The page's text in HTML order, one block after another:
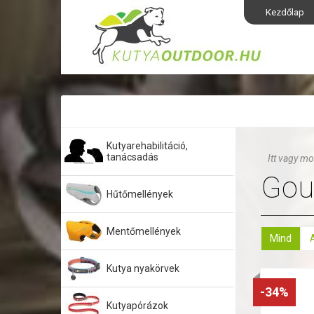
Kezdőlap
Kutyarehabilitáció,
tanácsadás
Hűtőmellények
Mentőmellények
Kutya nyakörvek
Kutyapórázok
Itt vagy
Mind
-34%